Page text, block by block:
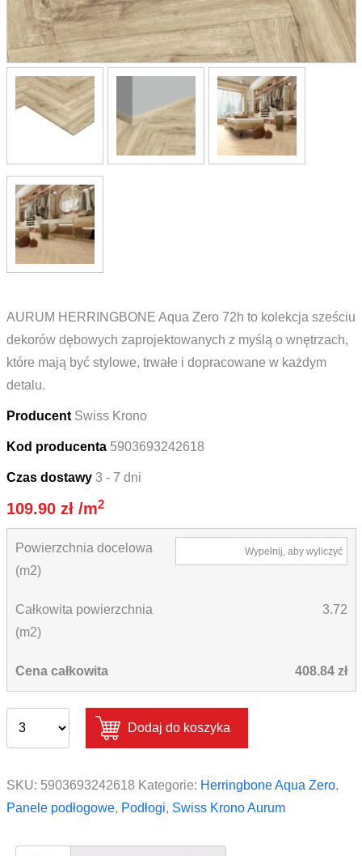
AURUM HERRINGBONE Aqua Zero 72h to kolekcja sześciu
dekorów dębowych zaprojektowanych z myślą o wnętrzach,
które mają być stylowe, trwałe i dopracowane w każdym
detalu.
Producent Swiss Krono
Kod producenta 5903693242618
Czas dostawy 3 - 7 dni
109.90 zł/m2
Powierzchnia docelowa
(m2)
Wypełnij, aby wyliczyć
Całkowita powierzchnia
(m2)
3.72
Cena całkowita 408.84 zł
Dodaj do koszyka
SKU: 5903693242618 Kategorie: Herringbone Aqua Zero,
Panele podłogowe, Podłogi, Swiss Krono Aurum